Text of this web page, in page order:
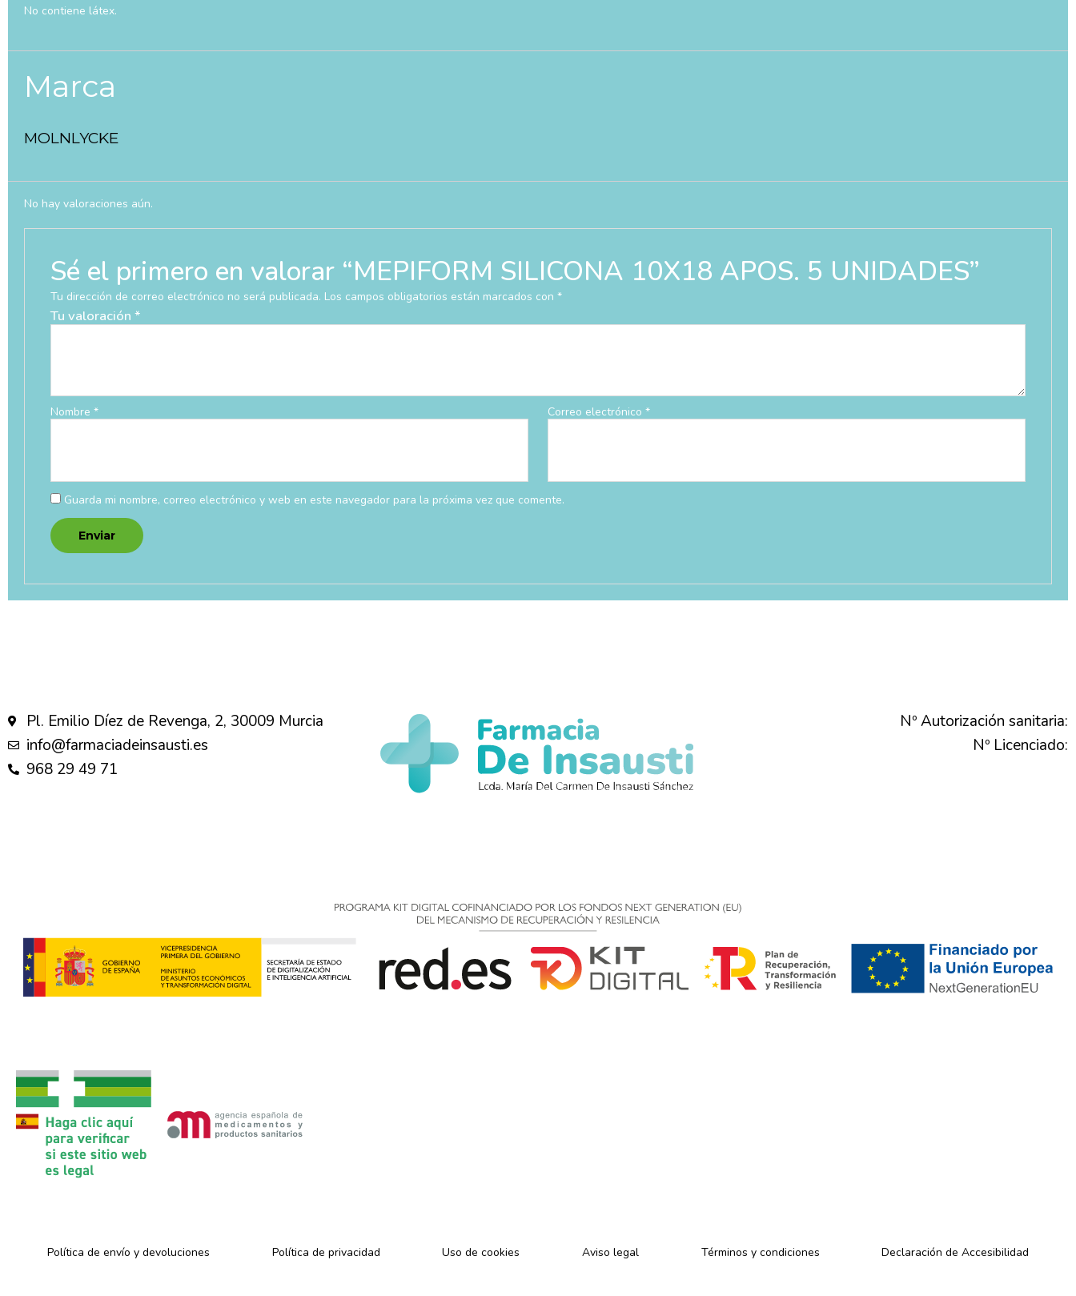
No contiene látex.
Marca
MOLNLYCKE
No hay valoraciones aún.
Sé el primero en valorar “MEPIFORM SILICONA 10X18 APOS. 5 UNIDADES”
Tu dirección de correo electrónico no será publicada. Los campos obligatorios están marcados con *
Tu valoración *
Nombre * Correo electrónico*
Guarda mi nombre, correo electrónico y web en este navegador para la próxima vez que comente.
Pl. Emilio Díez de Revenga, 2, 30009 Murcia
info@farmaciadeinsausti.es
968 29 49 71
Nº Autorización sanitaria:
Nº Licenciado:
Política de envío y devoluciones Política de privacidad Uso de cookies Aviso legal Términos y condiciones Declaración de Accesibilidad